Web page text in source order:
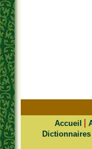
Accueil